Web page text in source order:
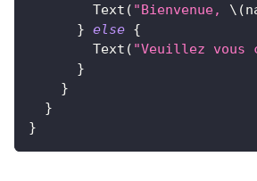
Text ( "Bienvenue, \(
} else {
Text ( "Veuillez vous
}
}
}
}